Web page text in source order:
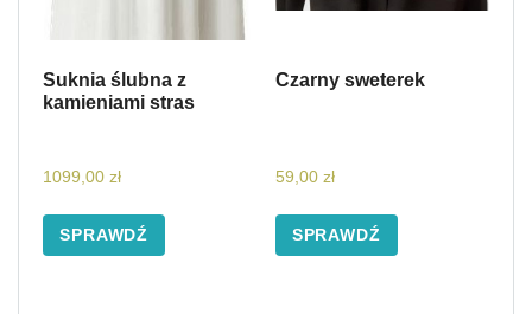
Suknia ślubna z
kamieniami stras
1099,00 zł
SPRAWDŹ
Czarny sweterek
59,00 zł
SPRAWDŹ